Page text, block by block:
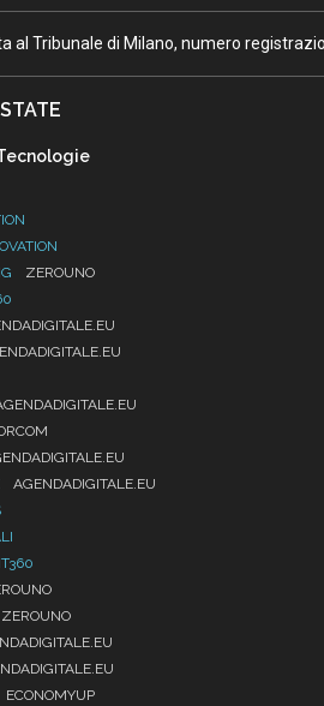
al Tribunale di Milano, numero
ZEROUNO
AGENDADIGITALE.EU
ZEROUNO
ECONOMYUP